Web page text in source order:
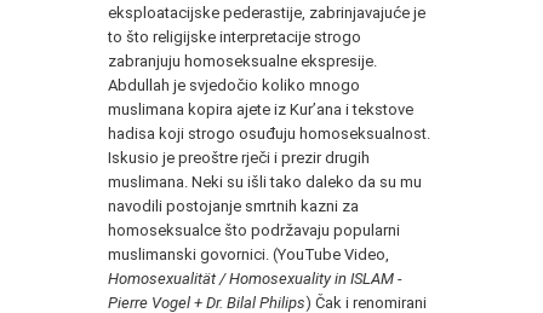
eksploatacijske pederastije, zabrinjavajuće je
to što religijske interpretacije strogo
zabranjuju homoseksualne ekspresije.
Abdullah je svjedočio koliko mnogo
muslimana kopira ajete iz Kur’ana i tekstove
hadisa koji strogo osuđuju homoseksualnost.
Iskusio je preoštre rječi i prezir drugih
muslimana. Neki su išli tako daleko da su mu
navodili postojanje smrtnih kazni za
homoseksualce što podržavaju popularni
muslimanski govornici. (YouTube Video,
Homosexualität / Homosexuality in ISLAM -
Pierre Vogel + Dr. Bilal Philips) Čak i renomirani